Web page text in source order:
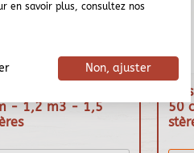
- 1,2 m3 - 1,5
50
en savoir plus, consultez nos
Non, ajuster